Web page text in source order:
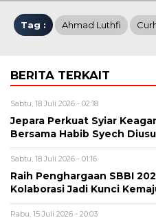
Tag : Ahmad Luthfi
BERITA TERKAIT
Sabtu, 18 Juli 2026 - 02:18
Jepara Perkuat Syiar
Bersama Habib Syech
Sabtu, 18 Juli 2026 - 01:16
Raih Penghargaan SBBI
Kolaborasi Jadi Kunci
Rabu, 15 Juli 2026 - 20:03